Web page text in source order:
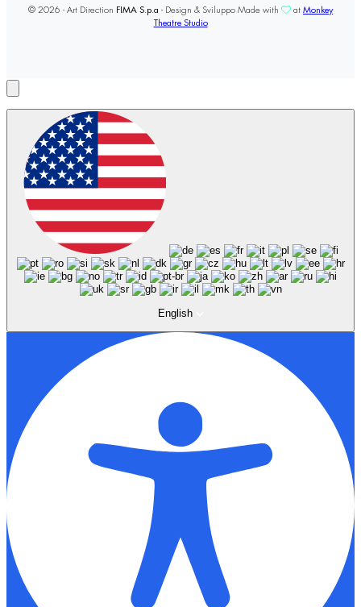
© 2026 - Art Direction FIMA S.p.a - Design & Sviluppo Made with at Monkey
Theatre Studio
English